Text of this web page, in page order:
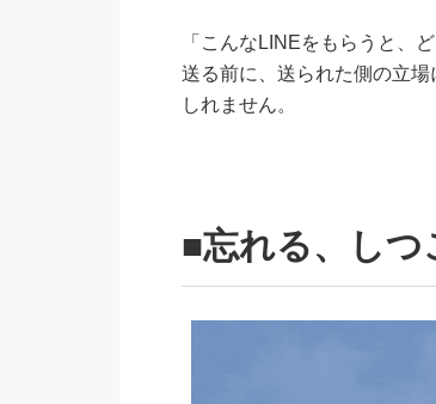
「こんなLINEをもらうと、
送る前に、送られた側の立
しれません。
■忘れる、しつ